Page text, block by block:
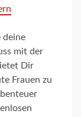
deine
mit der
Dir
Frauen zu